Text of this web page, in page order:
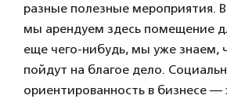
разные полезные мероприятия.
мы арендуем здесь помещение
еще чего-нибудь, мы уже знаем,
пойдут на благое дело.
ориентированность в бизнесе —